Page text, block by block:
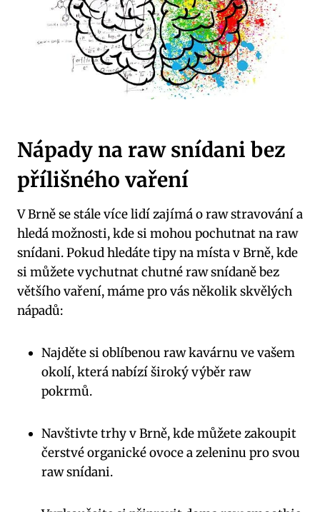
Nápady na raw snídani bez
přílišného vaření
V Brně se stále více lidí zajímá o raw stravování a
hledá možnosti, kde si mohou pochutnat na raw
snídani. Pokud hledáte tipy na místa v Brně, kde
si můžete vychutnat chutné raw snídaně bez
většího vaření, máme pro vás několik skvělých
nápadů:
Najděte si oblíbenou raw kavárnu ve vašem
okolí, která nabízí široký výběr raw
pokrmů.
Navštivte trhy v Brně, kde můžete zakoupit
čerstvé organické ovoce a zeleninu pro svou
raw snídani.